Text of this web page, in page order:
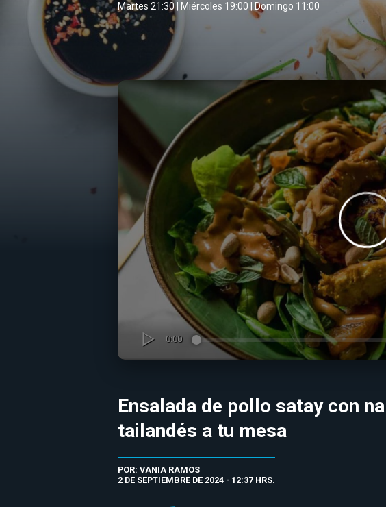
Martes 21:30 | Miércoles 19:00 | Domingo 11:00
Ensalada de pollo satay con
tailandés a tu mesa
POR: VANIA RAMOS
2 DE SEPTIEMBRE DE 2024 - 12:37 HRS.